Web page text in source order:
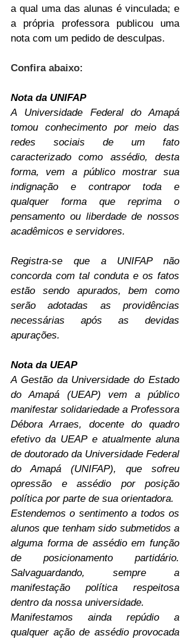
a qual uma das alunas é vinculada; e
a própria professora publicou uma
nota com um pedido de desculpas.
Confira abaixo:
Nota da UNIFAP
A Universidade Federal do Amapá
tomou conhecimento por meio das
redes sociais de um fato
caracterizado como assédio, desta
forma, vem a público mostrar sua
indignação e contrapor toda e
qualquer forma que reprima o
pensamento ou liberdade de nossos
acadêmicos e servidores.
Registra-se que a UNIFAP não
concorda com tal conduta e os fatos
estão sendo apurados, bem como
serão adotadas as providências
necessárias após as devidas
apurações.
Nota da UEAP
A Gestão da Universidade do Estado
do Amapá (UEAP) vem a público
manifestar solidariedade a Professora
Débora Arraes, docente do quadro
efetivo da UEAP e atualmente aluna
de doutorado da Universidade Federal
do Amapá (UNIFAP), que sofreu
opressão e assédio por posição
política por parte de sua orientadora.
Estendemos o sentimento a todos os
alunos que tenham sido submetidos a
alguma forma de assédio em função
de posicionamento partidário.
Salvaguardando, sempre a
manifestação política respeitosa
dentro da nossa universidade.
Manifestamos ainda repúdio a
qualquer ação de assédio provocada